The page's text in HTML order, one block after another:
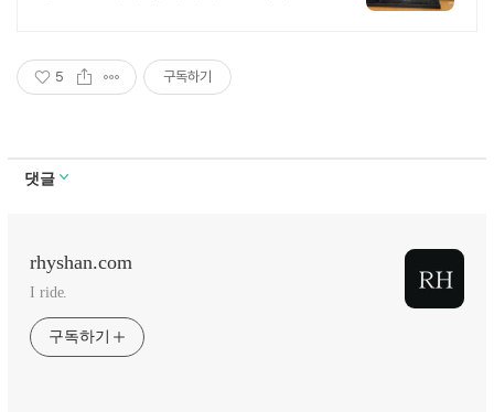
5 구독하기
댓글
rhyshan.com
I ride.
구독하기